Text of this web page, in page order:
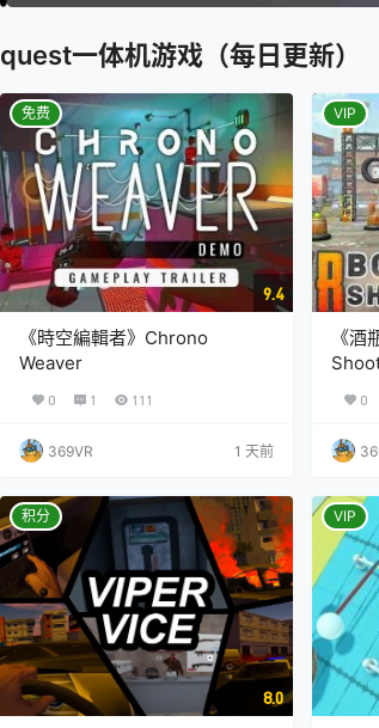
quest一体机游戏（每日更新）
免费
9.4
《時空編輯者》Chrono
Weaver
0 1 111
369VR 1 天前
VIP
《
0
积分
8.0
VIP